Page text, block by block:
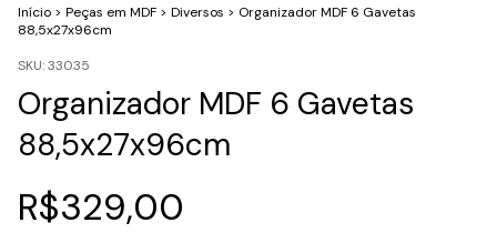
Início > Peças em MDF > Diversos > Organizador MDF 6 Gavetas
88,5x27x96cm
SKU:33035
Organizador MDF 6 Gavetas
88,5x27x96cm
R$329,00